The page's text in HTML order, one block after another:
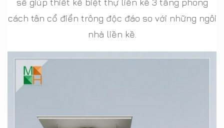
sẽ giúp thiết kế biệt thự liền kề 3 tầng phong
cách tân cổ điển trông độc đáo so với những ngôi
nhà liền kề.